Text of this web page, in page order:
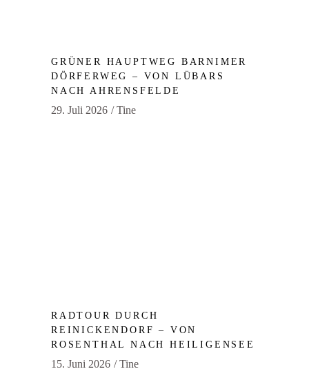
GRÜNER HAUPTWEG BARNIMER
DÖRFERWEG – VON LÜBARS
NACH AHRENSFELDE
29. Juli 2026 Tine
RADTOUR DURCH
REINICKENDORF – VON
ROSENTHAL NACH HEILIGENSEE
15. Juni 2026 Tine